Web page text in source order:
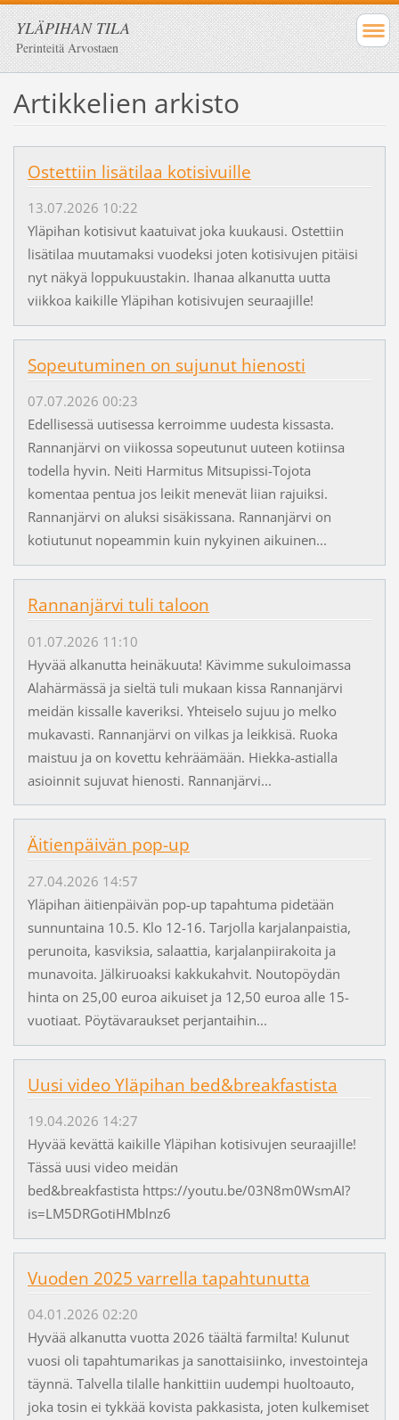
YLÄPIHAN TILA
Perinteitä Arvostaen
Artikkelien arkisto
Ostettiin lisätilaa kotisivuille
13.07.2026 10:22
Yläpihan kotisivut kaatuivat joka kuukausi. Ostettiin
lisätilaa muutamaksi vuodeksi joten kotisivujen pitäisi
nyt näkyä loppukuustakin. Ihanaa alkanutta uutta
viikkoa kaikille Yläpihan kotisivujen seuraajille!
Sopeutuminen on sujunut hienosti
07.07.2026 00:23
Edellisessä uutisessa kerroimme uudesta kissasta.
Rannanjärvi on viikossa sopeutunut uuteen kotiinsa
todella hyvin. Neiti Harmitus Mitsupissi-Tojota
komentaa pentua jos leikit menevät liian rajuiksi.
Rannanjärvi on aluksi sisäkissana. Rannanjärvi on
kotiutunut nopeammin kuin nykyinen aikuinen...
Rannanjärvi tuli taloon
01.07.2026 11:10
Hyvää alkanutta heinäkuuta! Kävimme sukuloimassa
Alahärmässä ja sieltä tuli mukaan kissa Rannanjärvi
meidän kissalle kaveriksi. Yhteiselo sujuu jo melko
mukavasti. Rannanjärvi on vilkas ja leikkisä. Ruoka
maistuu ja on kovettu kehräämään. Hiekka-astialla
asioinnit sujuvat hienosti. Rannanjärvi...
Äitienpäivän pop-up
27.04.2026 14:57
Yläpihan äitienpäivän pop-up tapahtuma pidetään
sunnuntaina 10.5. Klo 12-16. Tarjolla karjalanpaistia,
perunoita, kasviksia, salaattia, karjalanpiirakoita ja
munavoita. Jälkiruoaksi kakkukahvit. Noutopöydän
hinta on 25,00 euroa aikuiset ja 12,50 euroa alle 15-
vuotiaat. Pöytävaraukset perjantaihin...
Uusi video Yläpihan bed&breakfastista
19.04.2026 14:27
Hyvää kevättä kaikille Yläpihan kotisivujen seuraajille!
Tässä uusi video meidän
bed&breakfastista https://youtu.be/03N8m0WsmAI?
is=LM5DRGotiHMblnz6
Vuoden 2025 varrella tapahtunutta
04.01.2026 02:20
Hyvää alkanutta vuotta 2026 täältä farmilta! Kulunut
vuosi oli tapahtumarikas ja sanottaisiinko, investointeja
täynnä. Talvella tilalle hankittiin uudempi huoltoauto,
joka tosin ei tykkää kovista pakkasista, joten kulkemiset